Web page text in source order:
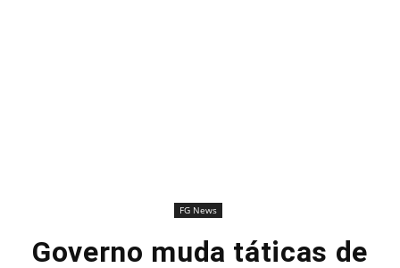
FG News
Governo muda táticas de